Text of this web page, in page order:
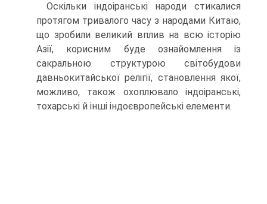
Оскільки індоіранські народи стикалися
протягом тривалого часу з народами Ки­таю,
що зробили великий вплив на всю історію
Азії, корисним буде ознайомлення із
сакральною структурою світобудови
давньокитайської релігії, становлення якої,
мож­ливо, також охоплювало індоіранські,
тохарські й інші індоєвропейські елементи.